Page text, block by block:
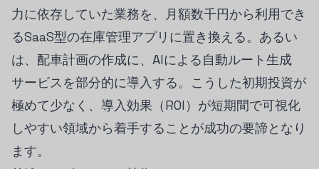
力に依存していた業務を、月額数千円から利用でき
るSaaS型の在庫管理アプリに置き換える。あるい
は、配車計画の作成に、AIによる自動ルート生成
サービスを部分的に導入する。こうした初期投資が
極めて少なく、導入効果（ROI）が短期間で可視化
しやすい領域から着手することが成功の要諦となり
ます。